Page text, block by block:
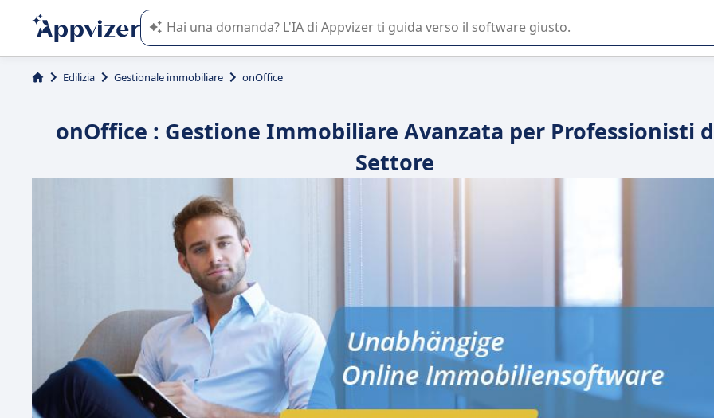
L'IA di Appvizer vi guida nell'utilizzo o nella scelta di un software SaaS per la vostra azienda.
Edilizia Gestionale immobiliare onOffice
onOffice : Gestione Immobiliare Avanzata per Professionisti
Settore